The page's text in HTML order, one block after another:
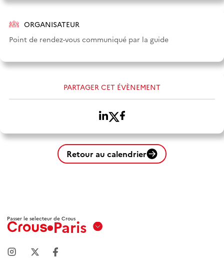
ORGANISATEUR
Point de rendez-vous communiqué par la guide
PARTAGER CET ÉVÈNEMENT
Retour au calendrier
Passer le selecteur de Crous
Paris
Marseille